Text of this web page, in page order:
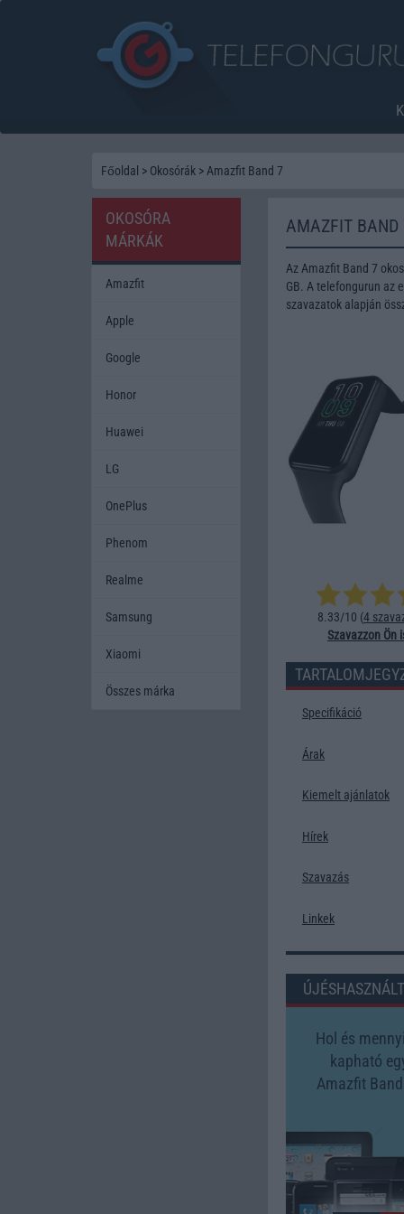
Főoldal > Okosórák > Amazfit Band 7
AMAZFIT BAND
Az Amazfit Band 7
GB. A telefongurun az
szavazatok alapján
8.33/10 (4
Szavazzon Ön
Specifikáció
Árak
Kiemelt ajánlatok
Hírek
Szavazás
Linkek
Hol és
kapható
Amazfit
OKOSÓRA
MÁRKÁK
Amazfit
Apple
Google
Honor
Huawei
LG
OnePlus
Phenom
Realme
Samsung
Xiaomi
Összes márka